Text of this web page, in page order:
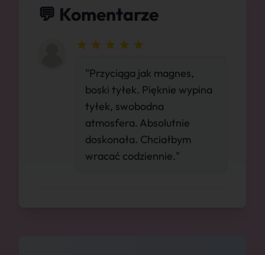
💬 Komentarze
"Przyciąga jak magnes,
boski tyłek. Pięknie wypina
tyłek, swobodna
atmosfera. Absolutnie
doskonała. Chciałbym
wracać codziennie."